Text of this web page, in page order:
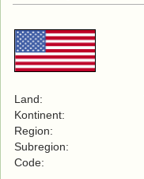
Land:
Kontinent:
Region:
Subregion:
Code: